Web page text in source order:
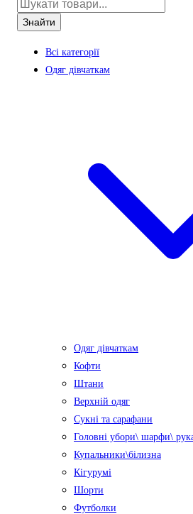
Знайти
Всі категорії
Одяг дівчаткам
Одяг дівчаткам
Кофти
Штани
Верхній одяг
Сукні та сарафани
Головні убори\ шарфи\
Купальники\білизна
Кігурумі
Шорти
Футболки